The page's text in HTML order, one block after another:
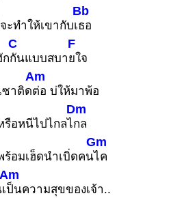
ะทำให้เขากับเ
Bb
ธอ
ก
C
กันแบบสบา
F
ยใจ
ซาติด
Am
ต่อ บ่ให้มาพ้อ
รือหนีไปไกลไ
Dm
กล
ร้อมเฮ็ดนำเบิ่ดคน
Gm
ไค
Am
ป็นความสุขของเจ้า..